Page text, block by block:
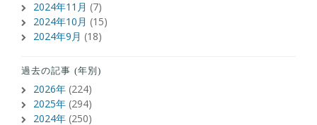
2024年11月 (7)
2024年10月 (15)
2024年9月 (18)
過去の記事 (年別)
2026年 (224)
2025年 (294)
2024年 (250)